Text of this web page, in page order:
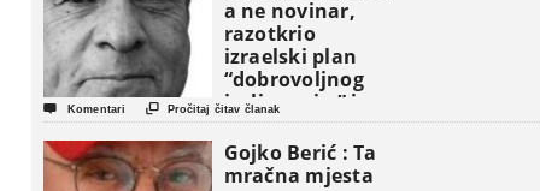
a ne novinar,
razotkrio
izraelski plan
“dobrovoljnog
iseljavanja ” iz
Gaze
 Komentari  Pročitaj čitav članak
Gojko Berić : Ta
mračna mjesta